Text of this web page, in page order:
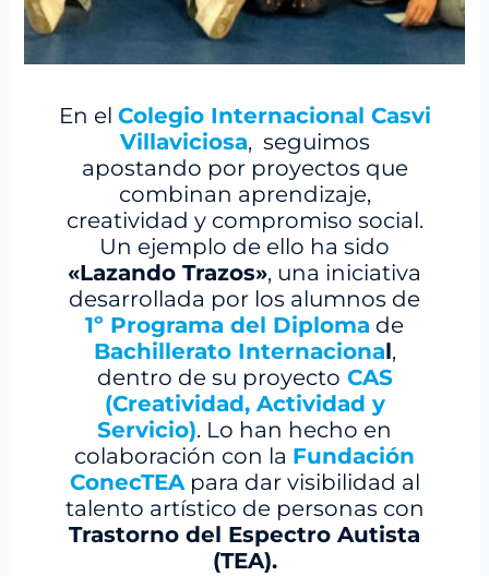
En el Colegio Internacional Casvi
Villaviciosa, seguimos
apostando por proyectos que
combinan aprendizaje,
creatividad y compromiso social.
Un ejemplo de ello ha sido
«Lazando Trazos», una iniciativa
desarrollada por los alumnos de
1º Programa del Diploma de
Bachillerato Internacional,
dentro de su proyecto CAS
(Creatividad, Actividad y
Servicio). Lo han hecho en
colaboración con la Fundación
ConecTEApara dar visibilidad al
talento artístico de personas con
Trastorno del Espectro Autista
(TEA).